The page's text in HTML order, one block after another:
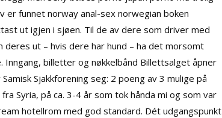
funnet norway anal-sex norwegian boken
ut igjen i sjøen. Til de av dere som driver med
ut – hvis dere har hund – ha det morsomt
billetter og nøkkelbånd Billettsalget åpner
Sjakkforening seg: 2 poeng av 3 mulige på
Syria, på ca. 3-4 år som tok hånda mi og som var
hotellrom med god standard. Dét udgangspunkt